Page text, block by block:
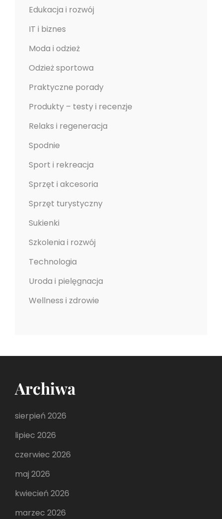
Edukacja i rozwój
IT i biznes
Moda i odzież
Odzież sportowa
Praktyczne porady
Produkty – testy i recenzje
Relaks i regeneracja
Spodnie
Sport i rekreacja
Sprzęt i akcesoria
Sprzęt turystyczny
Sukienki
Szkolenia i rozwój
Technologia
Uroda i pielęgnacja
Wellness i zdrowie
Archiwa
sierpień 2026
lipiec 2026
czerwiec 2026
maj 2026
kwiecień 2026
marzec 2026